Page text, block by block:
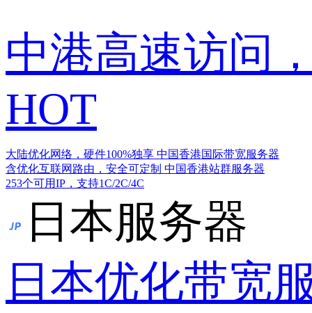
中港高速访问
HOT
大陆优化网络，硬件100%独享 中国香港国际带宽服务器
含优化互联网路由，安全可定制 中国香港站群服务器
253个可用IP，支持1C/2C/4C
日本服务器
日本优化带宽